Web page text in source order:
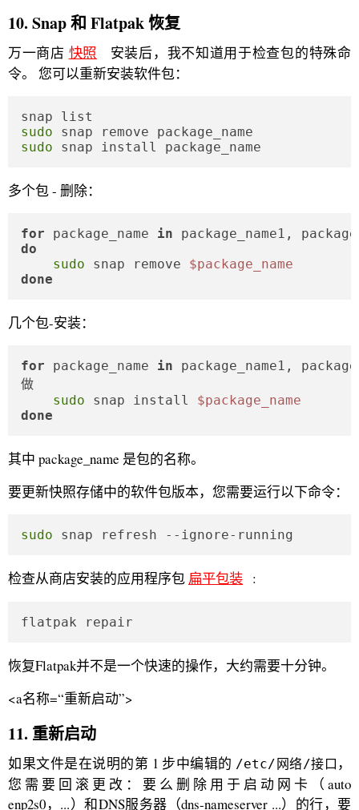
10. Snap 和 Flatpak 恢复
万一商店 快照
安装后，我不知道用于检查包的特殊命
令。 您可以重新安装软件包：
sudo
sudo snap install package_name
多个包 - 删除：
for package_name in
do
sudo snap remove $package_name
done
几个包-安装：
for package_name in package_name1,
做
sudo snap install $package_name
done
其中 package_name 是包的名称。
要更新快照存储中的软件包版本，您需要运行以下命令：
sudo snap refresh --ignore-running
检查从商店安装的应用程序包 扁平包装 :
flatpak repair
恢复Flatpak并不是一个快速的操作，大约需要十分钟。
<a名称=“重新启动”>
11. 重新启动
如果文件是在说明的第 1 步中编辑的 /etc/网络/接口 ，
您需要回滚更改：要么删除用于启动网卡（auto
enp2s0，...）和DNS服务器（dns-nameserver ...）的行，要